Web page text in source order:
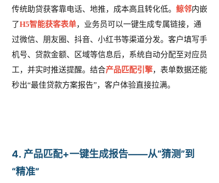
传统助贷获客靠电话、地推，成本高且转化低。 鲸邻内嵌
了H5智能获客表单，业务员可以一键生成专属链接，通
过微信、朋友圈、抖音、小红书等渠道分发。客户填写手
机号、贷款金额、区域等信息后，系统自动分配至对应员
工，并实时推送提醒。结合产品匹配引擎，表单数据还能
秒出“最佳贷款方案报告”，客户体验直接拉满。
4. 产品匹配+一键生成报告——从“猜测”到
“精准”